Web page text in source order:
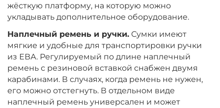
жёсткую платформу, на которую можно
укладывать дополнительное оборудование.
Наплечный ремень и ручки. Сумки имеют
мягкие и удобные для транспортировки ручки
из ЕВА. Регулируемый по длине наплечный
ремень с резиновой вставкой снабжен двумя
карабинами. В случаях, когда ремень не нужен,
его можно отстегнуть. В отдельном виде
наплечный ремень универсален и может